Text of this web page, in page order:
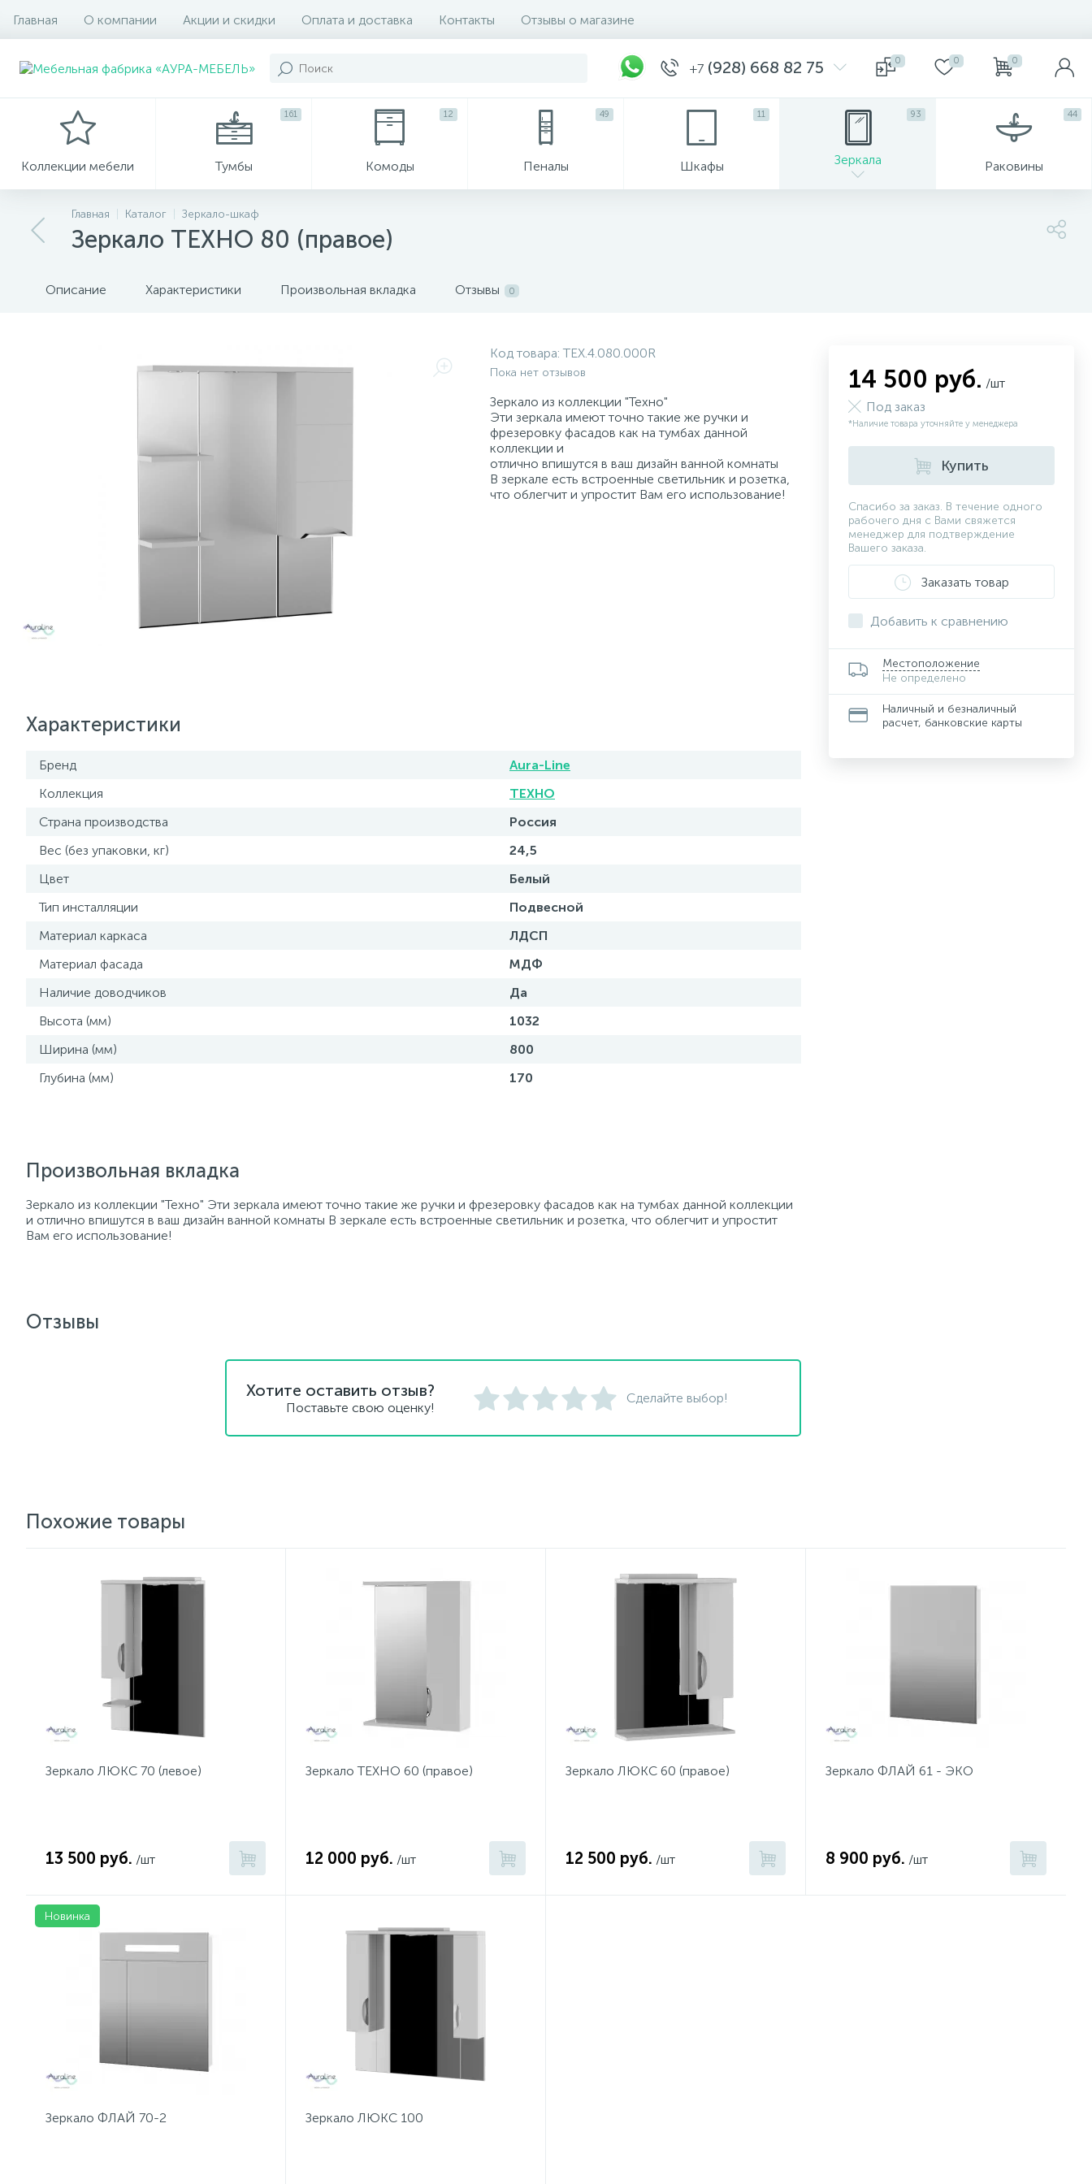
Главная О компании Акции и скидки Оплата и доставка Контакты Отзывы о магазине
+7 (928) 668 82 75 0 0 0
Коллекции мебели Тумбы
161
Комоды
12
Пеналы
49
Шкафы
11
Зеркала
93
Раковины
44
Главная Каталог Зеркало-шкаф
Зеркало ТЕХНО 80 (правое)
Описание Характеристики Произвольная вкладка Отзывы 0
Код товара:ТЕХ.4.080.000R
Пока нет отзывов
Зеркало из коллекции "Техно"
Эти зеркала имеют точно такие же ручки и
фрезеровку фасадов как на тумбах данной
коллекции и
отлично впишутся в ваш дизайн ванной комнаты
В зеркале есть встроенные светильник и розетка,
что облегчит и упростит Вам его использование!
Характеристики
Бренд
Aura-Line
Коллекция
ТЕХНО
Страна производства
Россия
Вес (без упаковки, кг)
24,5
Цвет
Белый
Тип инсталляции
Подвесной
Материал каркаса
ЛДСП
Материал фасада
МДФ
Наличие доводчиков
Да
Высота (мм)
1032
Ширина (мм)
800
Глубина (мм)
170
Произвольная вкладка
Зеркало из коллекции "Техно" Эти зеркала имеют точно такие же ручки и фрезеровку фасадов как на тумбах данной коллекции
и отлично впишутся в ваш дизайн ванной комнаты В зеркале есть встроенные светильник и розетка, что облегчит и упростит
Вам его использование!
14 500 руб. /шт
Под заказ
*Наличие товара уточняйте у менеджера
Купить
Спасибо за заказ. В течение одного
рабочего дня с Вами свяжется
менеджер для подтверждение
Вашего заказа.
Заказать товар
Добавить к сравнению
Местоположение
Не определено
Наличный и безналичный
расчет, банковские карты
Отзывы
Хотите оставить отзыв?
Поставьте свою оценку!
Сделайте выбор!
Похожие товары
Зеркало ЛЮКС 70 (левое)
13 500 руб. /шт
Зеркало ТЕХНО 60 (правое)
12 000 руб. /шт
Зеркало ЛЮКС 60 (правое)
12 500 руб. /шт
Зеркало ФЛАЙ 61 - ЭКО
8 900 руб. /шт
Новинка
Зеркало ФЛАЙ 70-2 Зеркало ЛЮКС 100